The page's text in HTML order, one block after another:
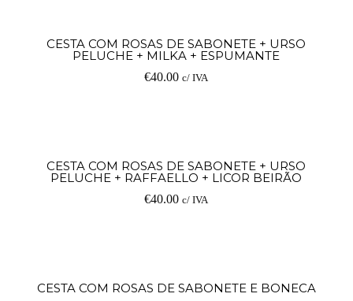
CESTA COM ROSAS DE SABONETE + URSO
PELUCHE + MILKA + ESPUMANTE
€40.00 c/ IVA
CESTA COM ROSAS DE SABONETE + URSO
PELUCHE + RAFFAELLO + LICOR BEIRÃO
€40.00 c/ IVA
CESTA COM ROSAS DE SABONETE E BONECA